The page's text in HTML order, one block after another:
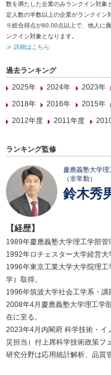
数を満たした企業のみランクイン対象
定人数の半数以上の企業がランクイン
※総合得点が60.00点以上で、他人に
ンクイン対象となります。
≫ 詳細はこちら
過去ランキング
2025年
2024年 2023年
2018年
2016年 2015年
2012年度
2011年度
ランキング監修
慶應義塾大学
（非常勤）
鈴木秀
【経歴】
1989年慶應義塾大学理工学部管
1992年ロチェスター大学経営大
1996年東京工業大学大学院理
学）取得。
1996年筑波大学社会工学系・講
2008年4月慶應義塾大学理工学
在に至る。
2023年4月内閣府 科学技術・イ
災担当）付上席科学技術政策フ
研究分野は応用統計解析、品質